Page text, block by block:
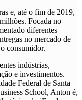
e, até o fim de 2019,
Focada no
diferentes
no mercado de
consumidor.
indústrias,
e investimentos.
Federal de Santa
School, Anton é,